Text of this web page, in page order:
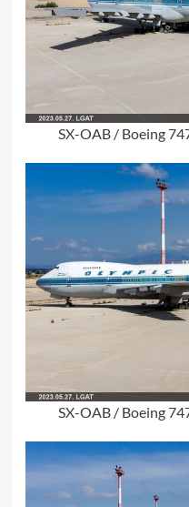
SX-OAB / Boeing
SX-OAB / Boeing